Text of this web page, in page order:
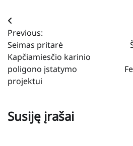
Navigacija
tarp
įrašų
Previous:
Seimas pritarė
Kapčiamiesčio karinio
poligono įstatymo
projektui
Susiję įrašai